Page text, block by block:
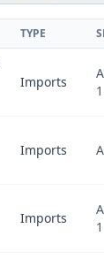
TYPE
Imports
Imports
Imports